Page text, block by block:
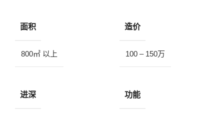
面积
800㎡ 以上
造价
100 – 150万
进深 功能